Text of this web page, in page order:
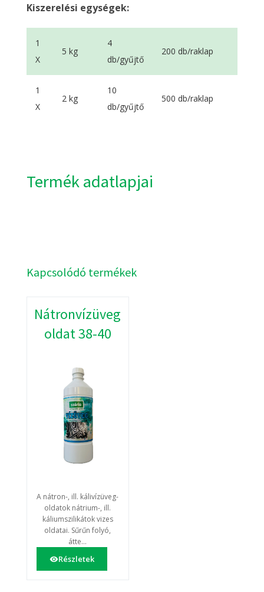
Kiszerelési egységek:
1
X
5 kg
4
db/gyűjtő
200 db/raklap
1
X
2 kg
10
db/gyűjtő
500 db/raklap
Termék adatlapjai
Kapcsolódó termékek
Nátronvízüveg
oldat 38-40
A nátron-, ill. kálivízüveg-
oldatok nátrium-, ill.
káliumszilikátok vizes
oldatai. Sűrűn folyó,
átte...
Részletek